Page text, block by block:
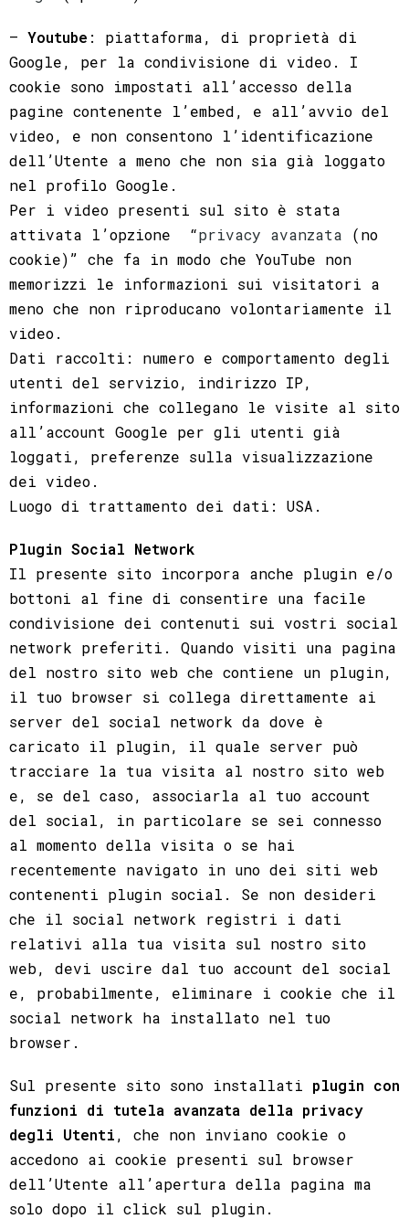
– Youtube : piattaforma, di proprietà di
Google, per la condivisione di video. I
cookie sono impostati all’accesso della
pagine contenente l’embed, e all’avvio del
video, e non consentono l’identificazione
dell’Utente a meno che non sia già loggato
nel profilo Google.
Per i video presenti sul sito è stata
attivata l’opzione “privacy avanzata (no
cookie)” che fa in modo che YouTube non
memorizzi le informazioni sui visitatori a
meno che non riproducano volontariamente il
video.
Dati raccolti: numero e comportamento degli
utenti del servizio, indirizzo IP,
informazioni che collegano le visite al sito
all’account Google per gli utenti già
loggati, preferenze sulla visualizzazione
dei video.
Luogo di trattamento dei dati: USA.
Plugin Social Network
Il presente sito incorpora anche plugin e/o
bottoni al fine di consentire una facile
condivisione dei contenuti sui vostri social
network preferiti. Quando visiti una pagina
del nostro sito web che contiene un plugin,
il tuo browser si collega direttamente ai
server del social network da dove è
caricato il plugin, il quale server può
tracciare la tua visita al nostro sito web
e, se del caso, associarla al tuo account
del social, in particolare se sei connesso
al momento della visita o se hai
recentemente navigato in uno dei siti web
contenenti plugin social. Se non desideri
che il social network registri i dati
relativi alla tua visita sul nostro sito
web, devi uscire dal tuo account del social
e, probabilmente, eliminare i cookie che il
social network ha installato nel tuo
browser.
Sul presente sito sono installati plugin con
funzioni di tutela avanzata della privacy
degli Utenti, che non inviano cookie o
accedono ai cookie presenti sul browser
dell’Utente all’apertura della pagina ma
solo dopo il click sul plugin.